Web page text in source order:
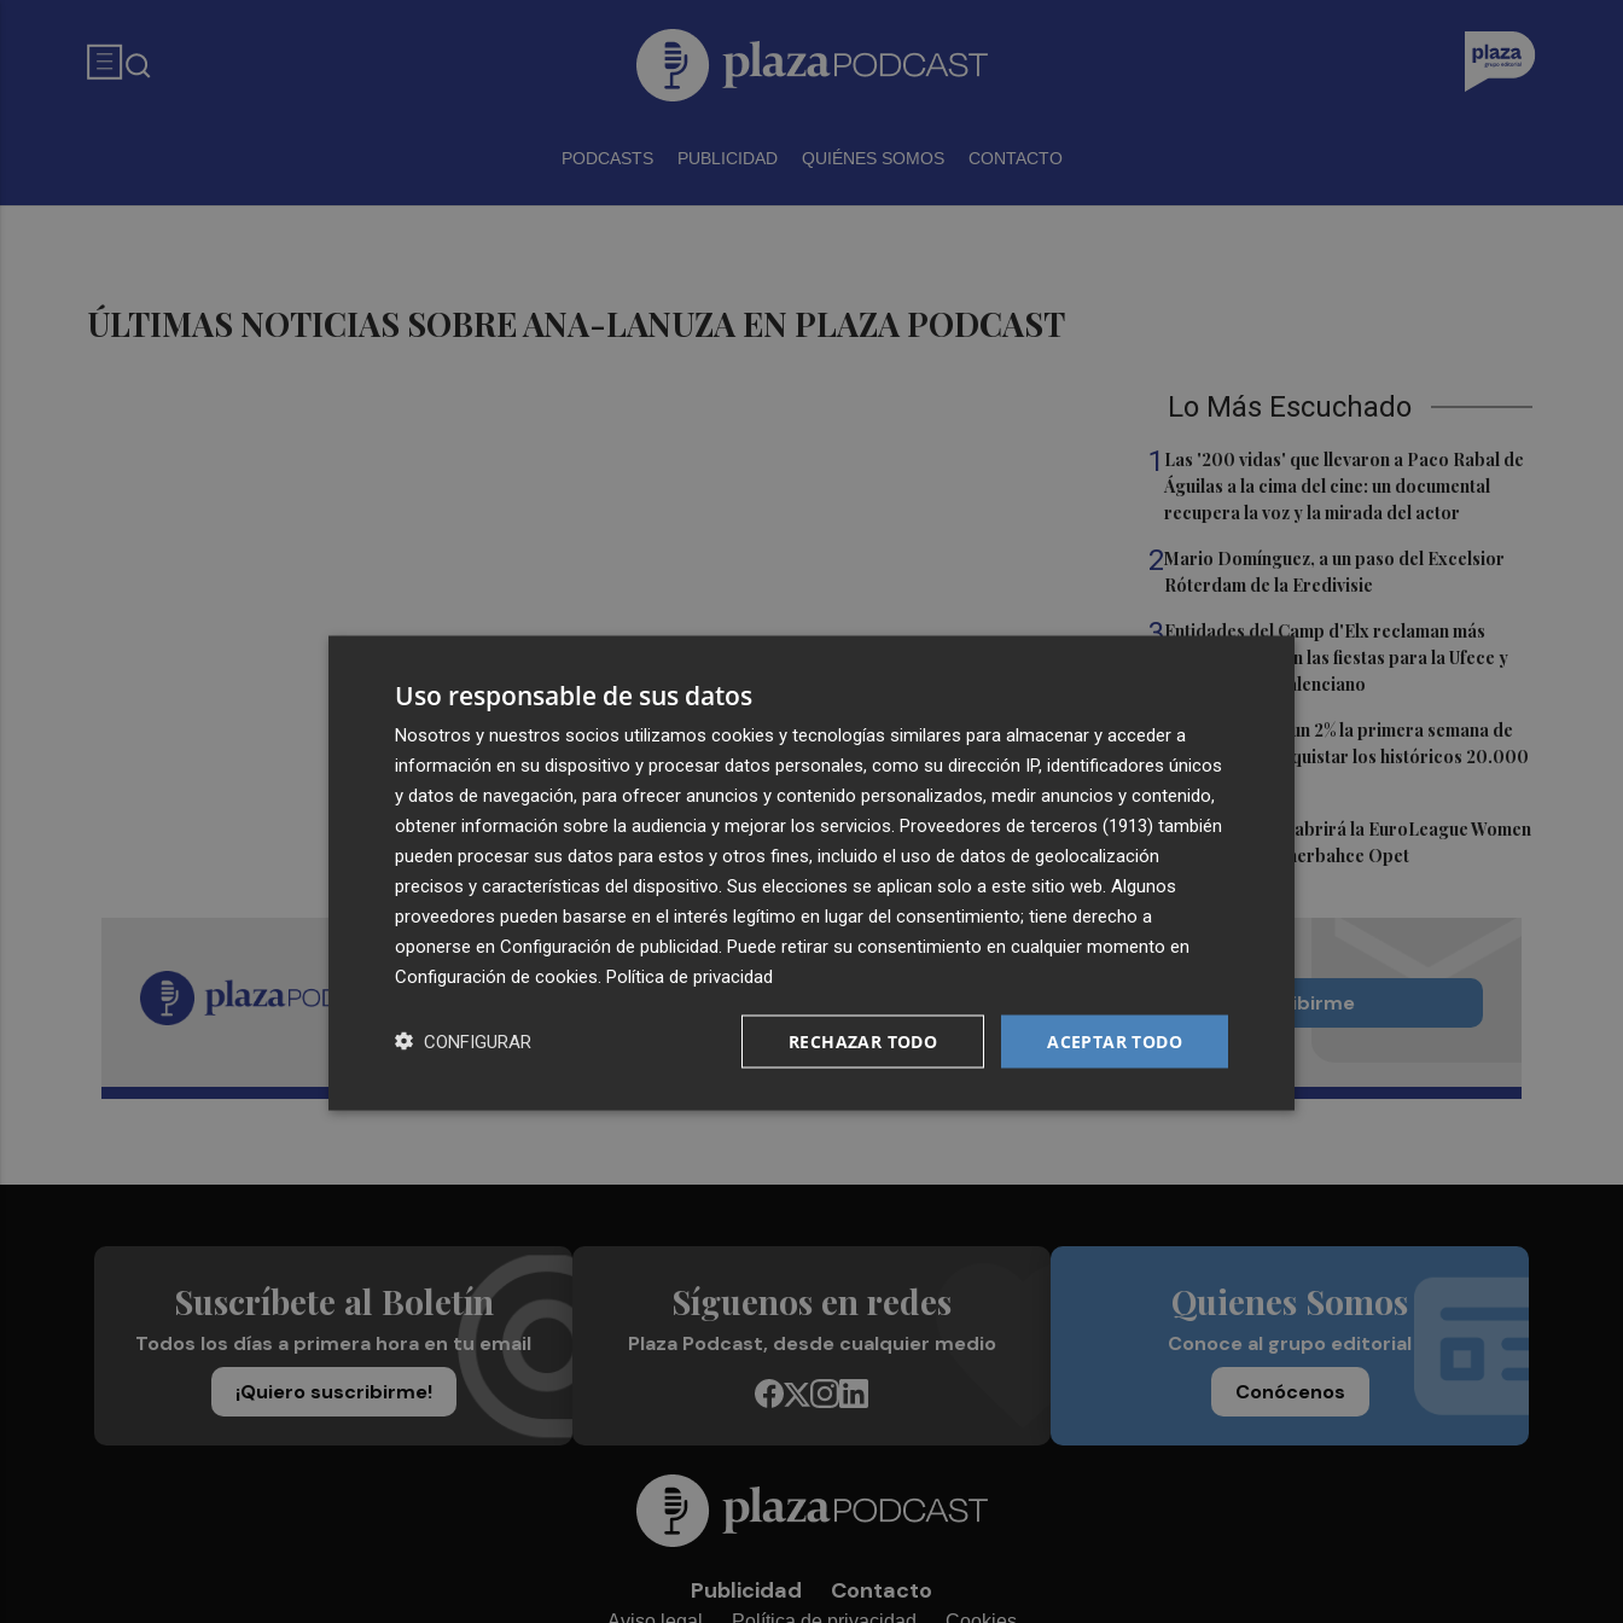
PODCASTS PUBLICIDAD QUIÉNES SOMOS CONTACTO
ÚLTIMAS NOTICIAS SOBRE ANA-LANUZA EN PLAZA PODCAST
Lo Más Escuchado
1 Las '200 vidas' que llevaron a Paco Rabal de
Águilas a la cima del cine: un documental
recupera la voz y la mirada del actor
2Mario Domínguez, a un paso del Excelsior
Róterdam de la Eredivisie
3Entidades del Camp d'Elx reclaman más
protagonismo en las fiestas para la Ufece y
conciertos en valenciano
4El Ibex 35 sube un 2% la primera semana de
agosto tras conquistar los históricos 20.000
puntos
5Valencia Basket abrirá la EuroLeague Women
en casa ante Fenerbahce Opet
Recibe toda la actualidad de
Plaza Podcast en tu correo
Quiero suscribirme
Suscríbete al Boletín
Todos los días a primera hora en tu email
¡Quiero suscribirme!
Síguenos en redes
Plaza Podcast, desde cualquier medio
Quienes Somos
Conoce al grupo editorial
Conócenos
Publicidad Contacto
Uso responsable de sus datos
Nosotros y nuestros socios utilizamos cookies y tecnologías similares para almacenar y acceder a
información en su dispositivo y procesar datos personales, como su dirección IP, identificadores únicos
y datos de navegación, para ofrecer anuncios y contenido personalizados, medir anuncios y contenido,
obtener información sobre la audiencia y mejorar los servicios. Proveedores de terceros (1913) también
pueden procesar sus datos para estos y otros fines, incluido el uso de datos de geolocalización
precisos y características del dispositivo. Sus elecciones se aplican solo a este sitio web. Algunos
proveedores pueden basarse en el interés legítimo en lugar del consentimiento; tiene derecho a
oponerse en Configuración de publicidad . Puede retirar su consentimiento en cualquier momento en
Configuración de cookies Política de privacidad
ACEPTAR TODO
RECHAZAR TODO
CONFIGURAR